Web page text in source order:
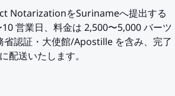
NotarizationをSurinameへ提出する
営業日、料金は 2,500〜5,000 バーツ
省認証・大使館/Apostille を含み、完了
配送いたします。